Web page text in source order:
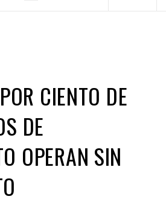
CIENTO DE
DE
OPERAN SIN